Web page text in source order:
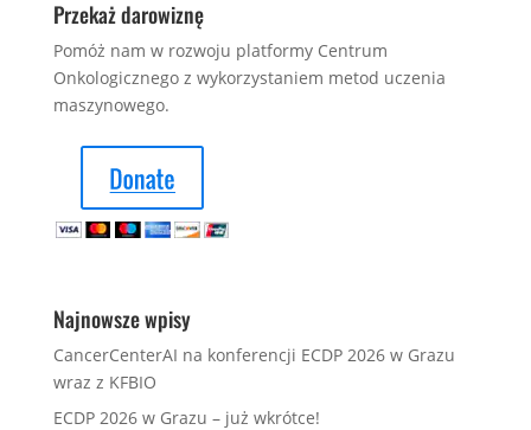
Przekaż darowiznę
Pomóż nam w rozwoju platformy Centrum
Onkologicznego z wykorzystaniem metod uczenia
maszynowego.
Najnowsze wpisy
CancerCenterAI na konferencji ECDP 2026 w Grazu
wraz z KFBIO
ECDP 2026 w Grazu – już wkrótce!